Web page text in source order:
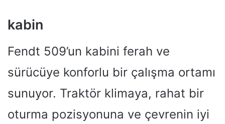
kabin
Fendt 509’un kabini ferah ve
sürücüye konforlu bir çalışma ortamı
sunuyor. Traktör klimaya, rahat bir
oturma pozisyonuna ve çevrenin iyi